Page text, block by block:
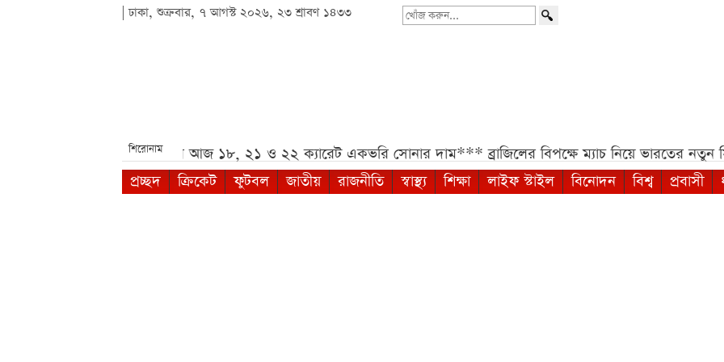
| ঢাকা, শুক্রবার, ৭ আগস্ট ২০২৬, ২৩ শ্রাবণ ১৪৩৩
খোঁজ
শিরোনাম
দেশের বাজারে আজ ১৮, ২১ ও ২২ ক্যারেট একভরি সোনার দাম*** ব্রাজিলের বিপক্ষে ম্যাচ নিয়ে ভারতের নতুন সিদ্ধান্ত***
প্রচ্ছদ
ক্রিকেট ফুটবল জাতীয় রাজনীতি স্বাস্থ্য শিক্ষা লাইফ স্টাইল বিনোদন বিশ্ব প্রবাসী